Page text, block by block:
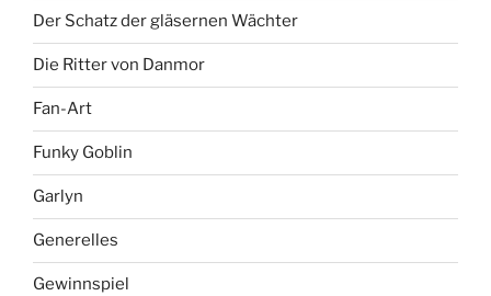
Der Schatz der gläsernen Wächter
Die Ritter von Danmor
Fan-Art
Funky Goblin
Garlyn
Generelles
Gewinnspiel